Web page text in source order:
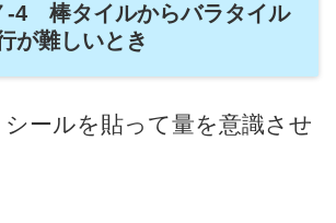
-4 棒タイルからバラタイル
が難しいとき
ールを貼って量を意識させ